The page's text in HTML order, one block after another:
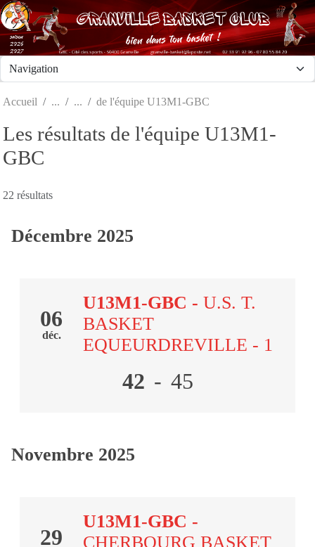
Accueil de l'équipe U13M1-GBC
Les résultats de l'équipe U13M1-
GBC
22 résultats
Décembre 2025
06
déc.
U13M1-GBC - U.S. T.
BASKET
EQUEURDREVILLE - 1
42 - 45
Novembre 2025
29
U13M1-GBC -
CHERBOURG BASKET
Panneau de gestion des cookies